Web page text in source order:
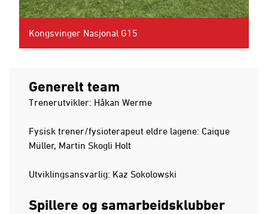
Kongsvinger Nasjonal G15
Generelt team
Trenerutvikler: Håkan Werme
Fysisk trener/fysioterapeut eldre lagene: Caique
Müller, Martin Skogli Holt
Utviklingsansvarlig: Kaz Sokolowski
Spillere og samarbeidsklubber